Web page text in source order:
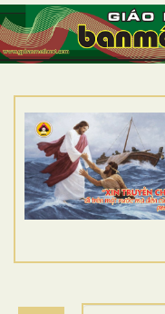
TRANG NHẤT
GIỚI THIỆU
DÒNG TU
BAN MỤC VỤ
ĐOÀN THỂ CG
ĐIỂM HÀNH HƯƠNG